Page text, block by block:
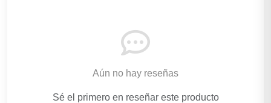
Aún no hay reseñas
Sé el primero en reseñar este producto